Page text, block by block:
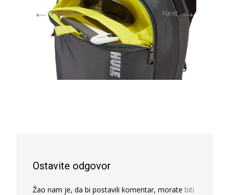
←Previous Next→
Ostavite odgovor
Žao nam je, da bi postavili komentar, morate biti